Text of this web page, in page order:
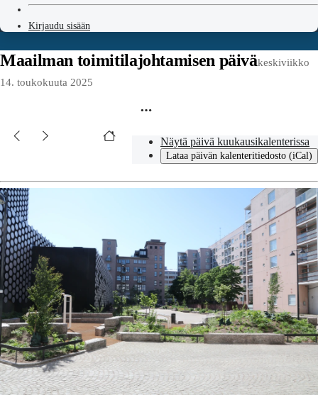
Kirjaudu sisään
Maailman toimitilajohtamisen päiväkeskiviikko
14. toukokuuta 2025
Näytä päivä kuukausikalenterissa
Lataa päivän kalenteritiedosto (iCal)